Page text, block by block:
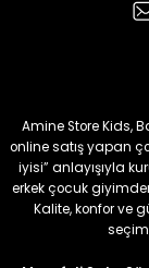
Koren Kız Çocuk ve
₺ 320
₺ 250
%22
Koren Kız Çocuk ve
Amine Store Kids,
online satış yapan
iyisi” anlayışıyla
erkek çocuk
Kalite, konfor ve